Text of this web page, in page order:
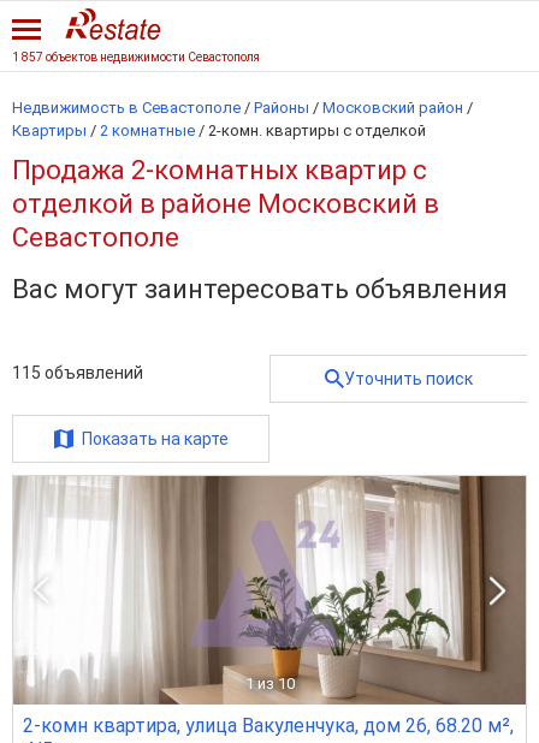
1 857 объектов недвижимости Севастополя
Недвижимость в Севастополе / Районы / Московский район /
Квартиры / 2 комнатные / 2-комн. квартиры с отделкой
Продажа 2-комнатных квартир с
отделкой в районе Московский в
Севастополе
Вас могут заинтересовать объявления
115 объявлений Уточнить поиск
Показать на карте
1 из 10
2-комн квартира, улица Вакуленчука, дом 26, 68.20 м²,